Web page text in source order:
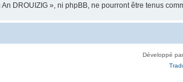
DROUIZIG », ni phpBB, ne pourront être tenus
Développé